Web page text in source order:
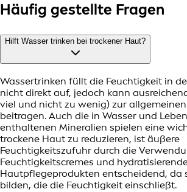
Häufig gestellte Fragen
Hilft Wasser trinken bei trockener Haut?
Wassertrinken füllt die Feuchtigkeit in
nicht direkt auf, jedoch kann
viel und nicht zu wenig) zur
beitragen. Auch die in Wasser und
enthaltenen Mineralien spielen eine
trockene Haut zu reduzieren, ist äußere
Feuchtigkeitszufuhr durch die
Feuchtigkeitscremes und
Hautpflegeprodukten entscheidend, da
bilden, die die Feuchtigkeit einschließt.